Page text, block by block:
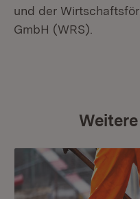
und der
GmbH (WRS).